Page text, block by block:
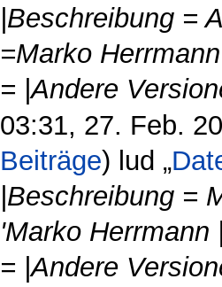
|Beschreibung =
=Marko
= |Andere
03:31, 27. Feb.
Beiträge) lud „
|Beschreibung =
'Marko
= |Andere